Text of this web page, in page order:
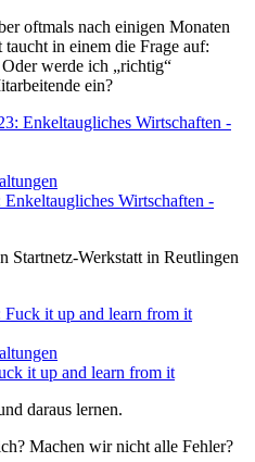
oftmals nach einigen Monaten
taucht in einem die Frage auf:
werde ich „richtig“
ein?
Wirtschaften -
Startnetz-Werkstatt in Reutlingen
it up and learn from it
daraus lernen.
Machen wir nicht alle Fehler?